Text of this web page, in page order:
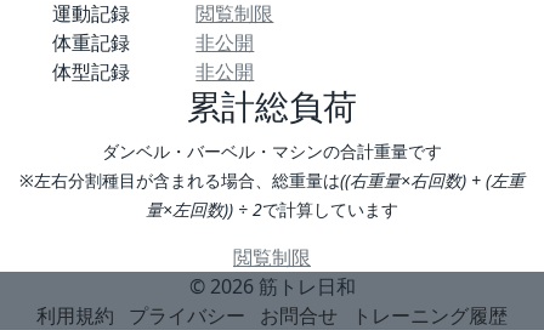
運動記録
閲覧制限
体重記録
非公開
体型記録
非公開
累計総負荷
ダンベル・バーベル・マシンの合計重量です
※左右分割種目が含まれる場合、総重量は((右重量×右回数) + (左重
量×左回数)) ÷ 2で計算しています
閲覧制限
© 2026 筋トレ日和
利用規約
プライバシー お問合せ トレーニング履歴